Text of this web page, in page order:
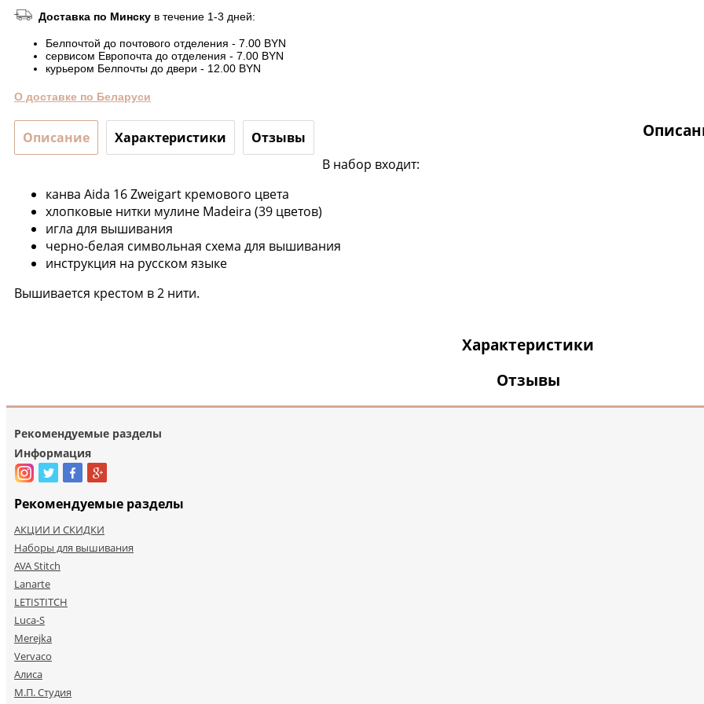
Доставка по Минску в течение 1-3 дней:
Белпочтой до почтового отделения - 7.00 BYN
сервисом Европочта до отделения - 7.00 BYN
курьером Белпочты до двери - 12.00 BYN
О доставке по Беларуси
Описание Характеристики Отзывы
В набор входит:
канва Aida 16 Zweigart кремового цвета
хлопковые нитки мулине Madeira (39 цветов)
игла для вышивания
черно-белая символьная схема для вышивания
инструкция на русском языке
Вышивается крестом в 2 нити.
Характеристики
Отзывы
Рекомендуемые разделы
Информация
Рекомендуемые разделы
АКЦИИ И СКИДКИ
Наборы для вышивания
AVA Stitch
Lanarte
LETISTITCH
Luca-S
Merejka
Vervaco
Алиса
М.П. Студия